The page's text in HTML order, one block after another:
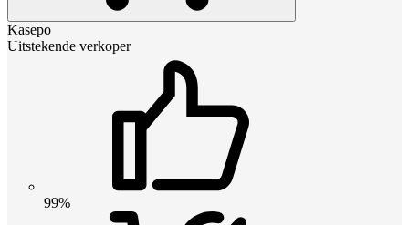
Kasepo
Uitstekende verkoper
99%